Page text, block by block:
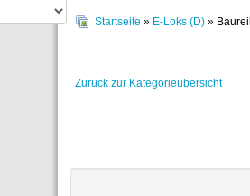
Startseite » E-Loks (D) »
Zurück zur Kategorieübersicht